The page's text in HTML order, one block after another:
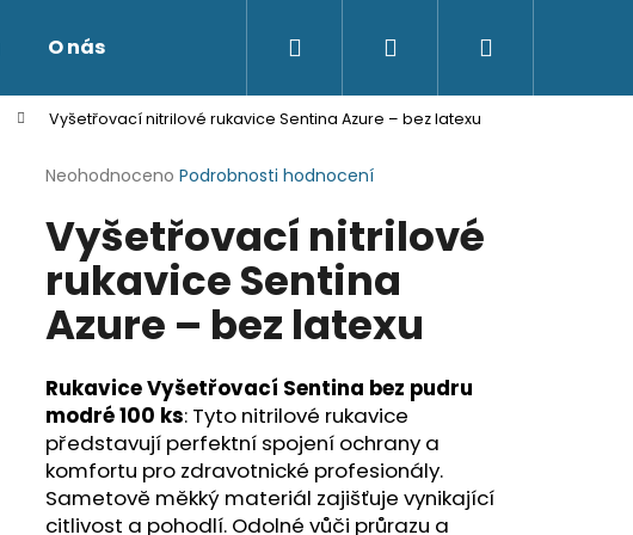
O nás Přihlášení
Vyšetřovací nitrilové rukavice Sentina Azure – bez latexu
Průměrné
produktu
je
hvězdiček.
Neohodnoceno Podrobnosti hodnocení
Vyšetřovací nitrilové
rukavice Sentina
Azure – bez latexu
Rukavice Vyšetřovací Sentina bez pudru
modré 100 ks: Tyto nitrilové rukavice
představují perfektní spojení ochrany a
komfortu pro zdravotnické profesionály.
Sametově měkký materiál zajišťuje vynikající
citlivost a pohodlí. Odolné vůči průrazu a